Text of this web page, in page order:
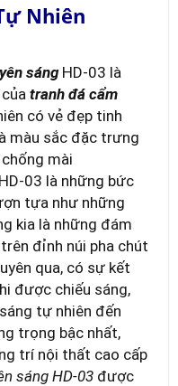
Nhiên
sángHD-03 là
tranh đá cẩm
có vẻ đẹp tinh
màu sắc đặc trưng
mài
03 là những bức
tựa như những
kia là những đám
đỉnh núi pha chút
qua, có sự kết
được chiếu sáng,
tự nhiên đến
trọng bậc nhất,
trí nội thất cao cấp
sáng HD-03 được